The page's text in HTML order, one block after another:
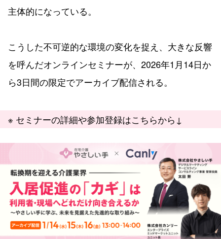
主体的になっている。
こうした不可逆的な環境の変化を捉え、大きな反響
を呼んだオンラインセミナーが、2026年1月14日か
ら3日間の限定でアーカイブ配信される。
※ セミナーの詳細や参加登録はこちらから↓